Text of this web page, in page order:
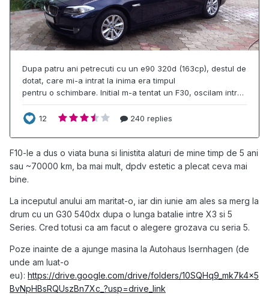
F10-le a dus o viata buna si linistita alaturi de mine timp de 5 ani
sau ~70000 km, ba mai mult, dpdv estetic a plecat ceva mai
bine.
La inceputul anului am maritat-o, iar din iunie am ales sa merg la
drum cu un G30 540dx dupa o lunga batalie intre X3 si 5
Series. Cred totusi ca am facut o alegere grozava cu seria 5.
Poze inainte de a ajunge masina la Autohaus Isernhagen (de
unde am luat-o
eu): https://drive.google.com/drive/folders/10SQHq9_mk7k4x5
BvNpHBsRQUszBn7Xc_?usp=drive_link